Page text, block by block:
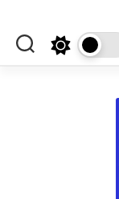
content